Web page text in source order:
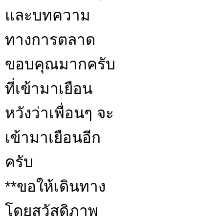
และบทความ
ทางการตลาด
ขอบคุณมากครับ
ที่เข้ามาเยือน
หวังว่าเพื่อนๆ จะ
เข้ามาเยือนอีก
ครับ
**ขอให้เดินทาง
โดยสวัสดิภาพ